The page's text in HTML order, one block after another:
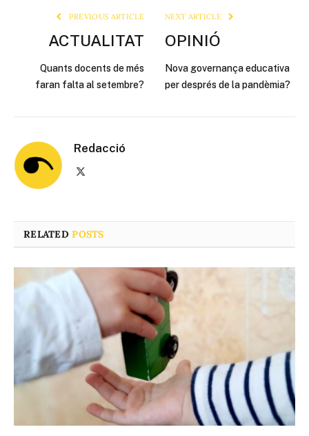
PREVIOUS ARTICLE
ACTUALITAT
Quants docents de més
faran falta al setembre?
NEXT ARTICLE
OPINIÓ
Nova governança educativa
per després de la pandèmia?
Redacció
RELATEDPOSTS